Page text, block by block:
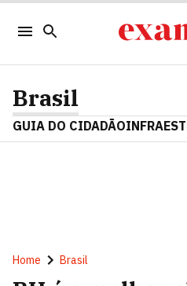
Brasil
GUIA DO CIDADÃO
Home Brasil